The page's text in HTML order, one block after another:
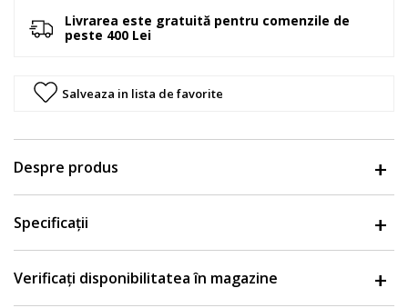
Livrarea este gratuită pentru comenzile de
peste 400 Lei
Salveaza in lista de favorite
Despre produs
Specificații
Verificați disponibilitatea în magazine